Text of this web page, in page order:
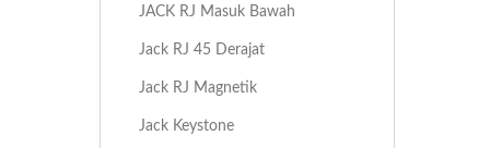
JACK RJ Masuk Bawah
Jack RJ 45 Derajat
Jack RJ Magnetik
Jack Keystone